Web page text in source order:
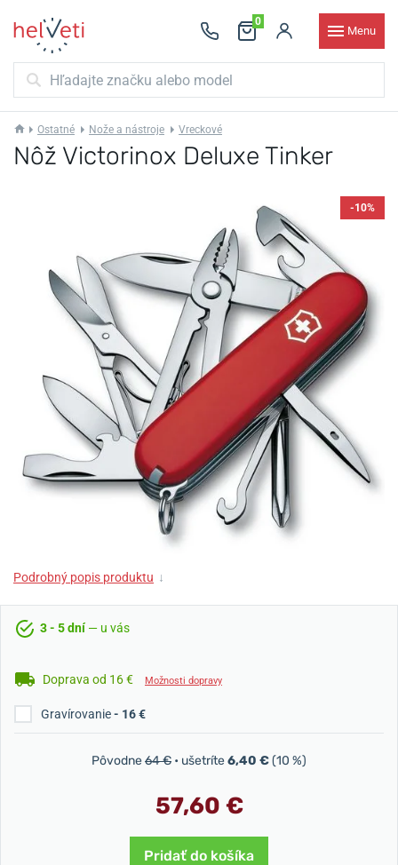
0
Menu
Ostatné Nože a nástroje Vreckové
Nôž Victorinox Deluxe Tinker
-10%
Podrobný popis produktu ↓
3 - 5 dní— u vás
Doprava od 16 € Možnosti dopravy
Gravírovanie- 16 €
Pôvodne64 € • ušetríte6,40 €(10 %)
57,60 €
Pridať do košíka